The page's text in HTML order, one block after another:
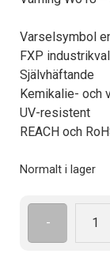
Varselsymbol
FXP
Självhäftande
Kemikalie- och
UV-resistent
REACH och
Normalt i lager
-